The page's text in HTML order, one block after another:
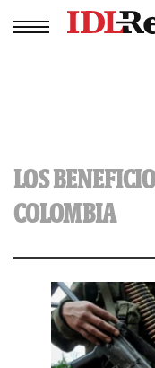
LOS
COLOMBIA